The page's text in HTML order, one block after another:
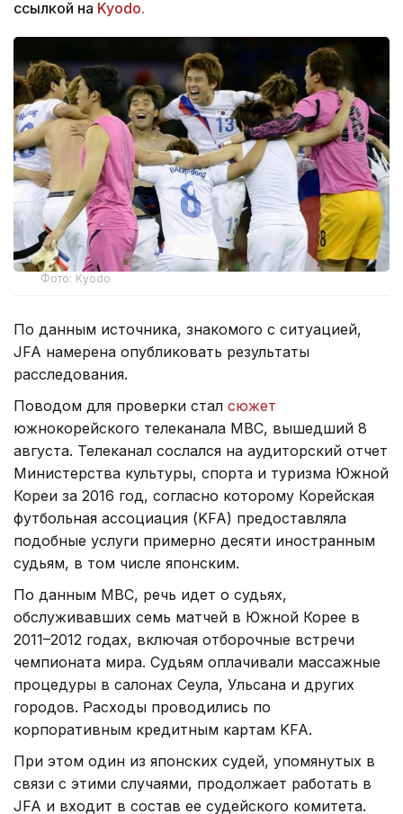
ссылкой на Kyodo.
Фото: Kyodo
По данным источника, знакомого с ситуацией,
JFA намерена опубликовать результаты
расследования.
Поводом для проверки стал сюжет
южнокорейского телеканала MBC, вышедший 8
августа. Телеканал сослался на аудиторский отчет
Министерства культуры, спорта и туризма Южной
Кореи за 2016 год, согласно которому Корейская
футбольная ассоциация (KFA) предоставляла
подобные услуги примерно десяти иностранным
судьям, в том числе японским.
По данным MBC, речь идет о судьях,
обслуживавших семь матчей в Южной Корее в
2011–2012 годах, включая отборочные встречи
чемпионата мира. Судьям оплачивали массажные
процедуры в салонах Сеула, Ульсана и других
городов. Расходы проводились по
корпоративным кредитным картам KFA.
При этом один из японских судей, упомянутых в
связи с этими случаями, продолжает работать в
JFA и входит в состав ее судейского комитета.